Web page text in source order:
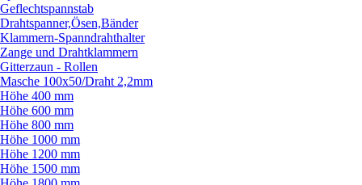
Geflechtspannstab
Drahtspanner,Ösen,Bänder
Klammern-Spanndrahthalter
Zange und Drahtklammern
Gitterzaun - Rollen
Masche 100x50/Draht 2,2mm
Höhe 400 mm
Höhe 600 mm
Höhe 800 mm
Höhe 1000 mm
Höhe 1200 mm
Höhe 1500 mm